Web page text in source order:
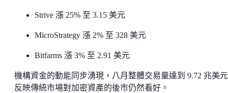
Strive 漲 25% 至 3.15 美元
MicroStrategy 漲 2% 至 328 美元
Bitfarms 漲 3% 至 2.91 美元
機構資金的動能同步湧現，八月整體交易量達到 9.72 兆美
反映傳統市場對加密資產的後市仍然看好。